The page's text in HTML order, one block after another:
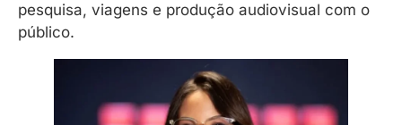
pesquisa, viagens e produção audiovisual com o
público.